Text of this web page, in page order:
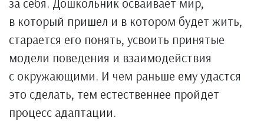
в который пришел и в котором будет жить,
старается его понять, усвоить принятые
модели поведения и взаимодействия
с окружающими. И чем раньше ему удастся
это сделать, тем естественнее пройдет
процесс адаптации.